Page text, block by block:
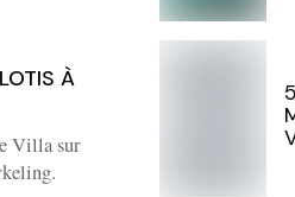
À
Villa sur